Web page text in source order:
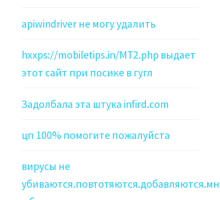
apiwindriver не могу удалить
hxxps://mobiletips.in/MT2.php выдает
этот сайт при посике в гугл
Задолбала эта штука infird.com
цп 100% помогите пожалуйста
вирусы не